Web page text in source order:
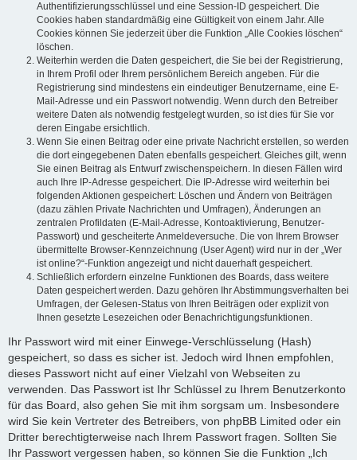
Authentifizierungsschlüssel und eine Session-ID gespeichert. Die
Cookies haben standardmäßig eine Gültigkeit von einem Jahr. Alle
Cookies können Sie jederzeit über die Funktion „Alle Cookies löschen“
löschen.
Weiterhin werden die Daten gespeichert, die Sie bei der Registrierung,
in Ihrem Profil oder Ihrem persönlichem Bereich angeben. Für die
Registrierung sind mindestens ein eindeutiger Benutzername, eine E-
Mail-Adresse und ein Passwort notwendig. Wenn durch den Betreiber
weitere Daten als notwendig festgelegt wurden, so ist dies für Sie vor
deren Eingabe ersichtlich.
Wenn Sie einen Beitrag oder eine private Nachricht erstellen, so werden
die dort eingegebenen Daten ebenfalls gespeichert. Gleiches gilt, wenn
Sie einen Beitrag als Entwurf zwischenspeichern. In diesen Fällen wird
auch Ihre IP-Adresse gespeichert. Die IP-Adresse wird weiterhin bei
folgenden Aktionen gespeichert: Löschen und Ändern von Beiträgen
(dazu zählen Private Nachrichten und Umfragen), Änderungen an
zentralen Profildaten (E-Mail-Adresse, Kontoaktivierung, Benutzer-
Passwort) und gescheiterte Anmeldeversuche. Die von Ihrem Browser
übermittelte Browser-Kennzeichnung (User Agent) wird nur in der „Wer
ist online?“-Funktion angezeigt und nicht dauerhaft gespeichert.
Schließlich erfordern einzelne Funktionen des Boards, dass weitere
Daten gespeichert werden. Dazu gehören Ihr Abstimmungsverhalten bei
Umfragen, der Gelesen-Status von Ihren Beiträgen oder explizit von
Ihnen gesetzte Lesezeichen oder Benachrichtigungsfunktionen.
Ihr Passwort wird mit einer Einwege-Verschlüsselung (Hash)
gespeichert, so dass es sicher ist. Jedoch wird Ihnen empfohlen,
dieses Passwort nicht auf einer Vielzahl von Webseiten zu
verwenden. Das Passwort ist Ihr Schlüssel zu Ihrem Benutzerkonto
für das Board, also gehen Sie mit ihm sorgsam um. Insbesondere
wird Sie kein Vertreter des Betreibers, von phpBB Limited oder ein
Dritter berechtigterweise nach Ihrem Passwort fragen. Sollten Sie
Ihr Passwort vergessen haben, so können Sie die Funktion „Ich